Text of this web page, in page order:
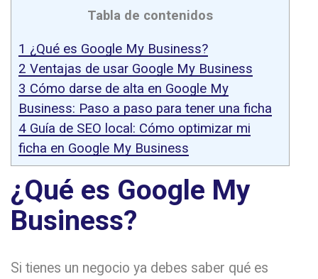
Tabla de contenidos
1 ¿Qué es Google My Business?
2 Ventajas de usar Google My Business
3 Cómo darse de alta en Google My
Business: Paso a paso para tener una ficha
4 Guía de SEO local: Cómo optimizar mi
ficha en Google My Business
¿Qué es Google My
Business?
Si tienes un negocio ya debes saber qué es